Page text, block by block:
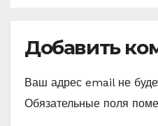
Добавить
Ваш адрес email не
Обязательные поля